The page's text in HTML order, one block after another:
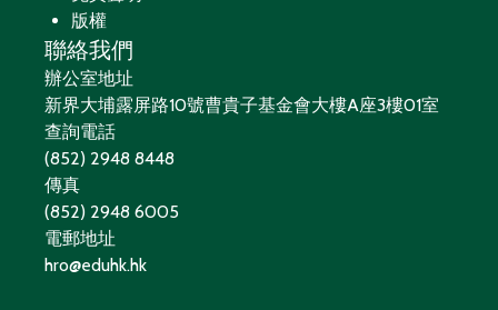
版權
聯絡我們
辦公室地址
新界大埔露屏路10號曹貴子基金會大樓A座3樓01室
查詢電話
(852) 2948 8448
傳真
(852) 2948 6005
電郵地址
hro@eduhk.hk